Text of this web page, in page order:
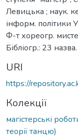
Левицька ; наук.
інформ. політики
Ф-т хореогр.
Бібліогр.: 23 назва.
URI
https://
Колекції
магістерські
теорії танцю)